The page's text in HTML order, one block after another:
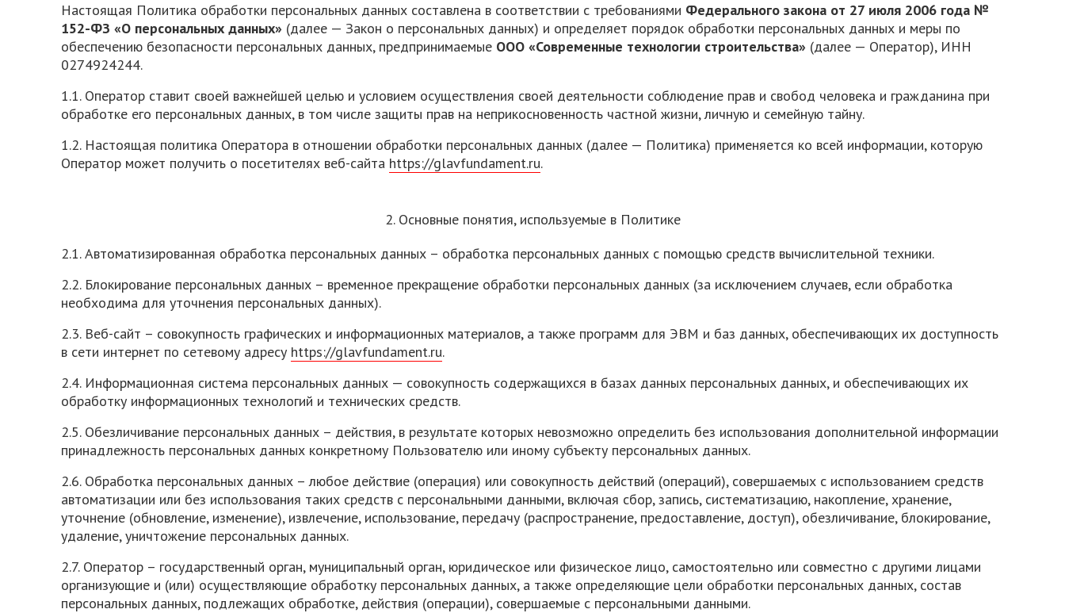
Настоящая Политика обработки персональных данных составлена в соответствии с требованиями Федерального закона от 27 июля 2006 года №
152-ФЗ «О персональных данных» (далее — Закон о персональных данных) и определяет порядок обработки персональных данных и меры по
обеспечению безопасности персональных данных, предпринимаемые ООО «Современные технологии строительства» (далее — Оператор), ИНН
0274924244.
1.1. Оператор ставит своей важнейшей целью и условием осуществления своей деятельности соблюдение прав и свобод человека и гражданина при
обработке его персональных данных, в том числе защиты прав на неприкосновенность частной жизни, личную и семейную тайну.
1.2. Настоящая политика Оператора в отношении обработки персональных данных (далее — Политика) применяется ко всей информации, которую
Оператор может получить о посетителях веб-сайта https://glavfundament.ru.
2. Основные понятия, используемые в Политике
2.1. Автоматизированная обработка персональных данных – обработка персональных данных с помощью средств вычислительной техники.
2.2. Блокирование персональных данных – временное прекращение обработки персональных данных (за исключением случаев, если обработка
необходима для уточнения персональных данных).
2.3. Веб-сайт – совокупность графических и информационных материалов, а также программ для ЭВМ и баз данных, обеспечивающих их доступность
в сети интернет по сетевому адресу https://glavfundament.ru.
2.4. Информационная система персональных данных — совокупность содержащихся в базах данных персональных данных, и обеспечивающих их
обработку информационных технологий и технических средств.
2.5. Обезличивание персональных данных – действия, в результате которых невозможно определить без использования дополнительной информации
принадлежность персональных данных конкретному Пользователю или иному субъекту персональных данных.
2.6. Обработка персональных данных – любое действие (операция) или совокупность действий (операций), совершаемых с использованием средств
автоматизации или без использования таких средств с персональными данными, включая сбор, запись, систематизацию, накопление, хранение,
уточнение (обновление, изменение), извлечение, использование, передачу (распространение, предоставление, доступ), обезличивание, блокирование,
удаление, уничтожение персональных данных.
2.7. Оператор – государственный орган, муниципальный орган, юридическое или физическое лицо, самостоятельно или совместно с другими лицами
организующие и (или) осуществляющие обработку персональных данных, а также определяющие цели обработки персональных данных, состав
персональных данных, подлежащих обработке, действия (операции), совершаемые с персональными данными.